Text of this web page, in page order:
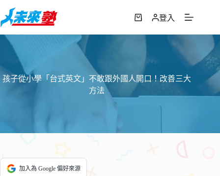
至
主
要
容
購
物
登入
孩子從小學「台式英文」不敢跟外國人開口！改善三大
方法
加入為 Google 偏好來源